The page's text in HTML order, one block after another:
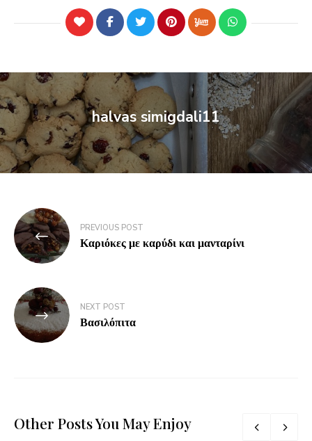
halvas simigdali11
PREVIOUS POST
Καριόκες με καρύδι και μανταρίνι
NEXT POST
Βασιλόπιτα
Other Posts You May Enjoy